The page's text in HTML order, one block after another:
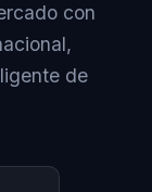
con
de